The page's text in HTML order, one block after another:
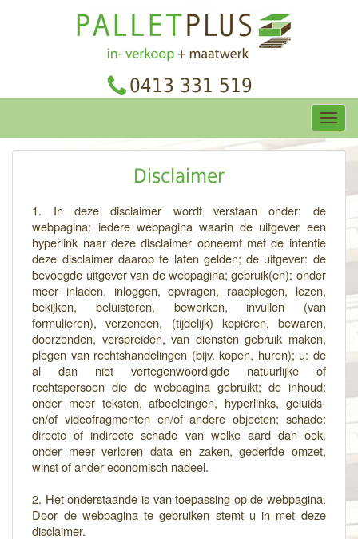
0413 331 519
Disclaimer
1. In deze disclaimer wordt verstaan onder: de
webpagina: iedere webpagina waarin de uitgever een
hyperlink naar deze disclaimer opneemt met de intentie
deze disclaimer daarop te laten gelden; de uitgever: de
bevoegde uitgever van de webpagina; gebruik(en): onder
meer inladen, inloggen, opvragen, raadplegen, lezen,
bekijken, beluisteren, bewerken, invullen (van
formulieren), verzenden, (tijdelijk) kopiëren, bewaren,
doorzenden, verspreiden, van diensten gebruik maken,
plegen van rechtshandelingen (bijv. kopen, huren); u: de
al dan niet vertegenwoordigde natuurlijke of
rechtspersoon die de webpagina gebruikt; de inhoud:
onder meer teksten, afbeeldingen, hyperlinks, geluids-
en/of videofragmenten en/of andere objecten; schade:
directe of indirecte schade van welke aard dan ook,
onder meer verloren data en zaken, gederfde omzet,
winst of ander economisch nadeel.
2. Het onderstaande is van toepassing op de webpagina.
Door de webpagina te gebruiken stemt u in met deze
disclaimer.